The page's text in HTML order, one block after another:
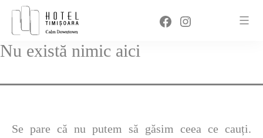
Sari
FacebookInstagram
Nu există nimic aici
Se pare că nu putem să găsim ceea ce cauți.